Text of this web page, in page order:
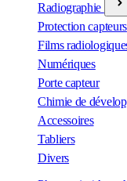
Radiographie
Protection capteurs
Films
Numériques
Porte capteur
Chimie de
Accessoires
Tabliers
Divers